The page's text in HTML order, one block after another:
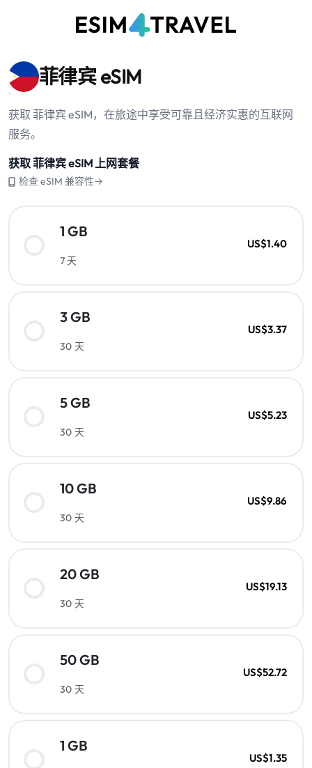
菲律宾 eSIM
获取 菲律宾 eSIM，在旅途中享受可靠且经济实惠的互联网
服务。
获取 菲律宾 eSIM 上网套餐
检查 eSIM 兼容性→
1 GB
7 天
US$1.40
3 GB
30 天
US$3.37
5 GB
30 天
US$5.23
10 GB
30 天
US$9.86
20 GB
30 天
US$19.13
50 GB
30 天
US$52.72
1 GB
US$1.35